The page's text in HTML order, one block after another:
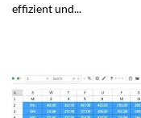
effizient und...